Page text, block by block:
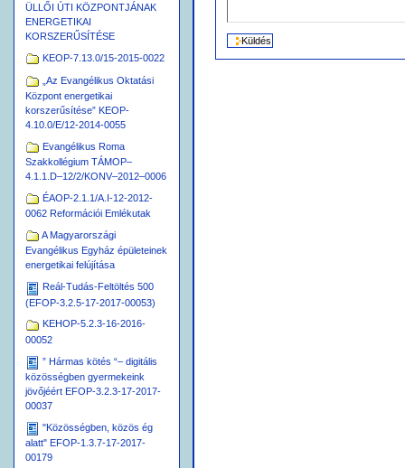
ÜLLŐI ÚTI KÖZPONTJÁNAK
ENERGETIKAI
KORSZERŰSÍTÉSE
KEOP-7.13.0/15-2015-0022
„Az Evangélikus Oktatási
Központ energetikai
korszerűsítése” KEOP-
4.10.0/E/12-2014-0055
Evangélikus Roma
Szakkollégium TÁMOP–
4.1.1.D–12/2/KONV–2012–0006
ÉAOP-2.1.1/A.I-12-2012-
0062 Reformációi Emlékutak
A Magyarországi
Evangélikus Egyház épületeinek
energetikai felújítása
Reál-Tudás-Feltöltés 500
(EFOP-3.2.5-17-2017-00053)
KEHOP-5.2.3-16-2016-
00052
” Hármas kötés “– digitális
közösségben gyermekeink
jövőjéért EFOP-3.2.3-17-2017-
00037
"Közösségben, közös ég
alatt" EFOP-1.3.7-17-2017-
00179